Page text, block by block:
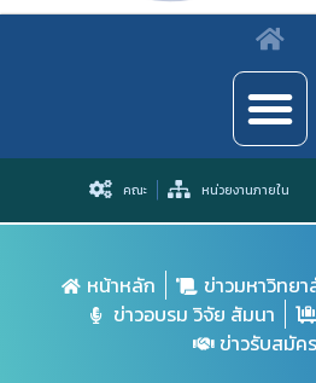
คณะ หน่วยงานภายใน
หน้าหลัก ข่าวมหาวิทยา
ข่าวอบรม วิจัย สัมนา
ข่าวรับสมัค